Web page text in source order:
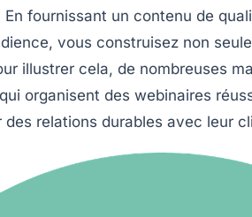
fournissant un contenu de
vous construisez non
illustrer cela, de nombreuses
organisent des webinaires
relations durables avec leur